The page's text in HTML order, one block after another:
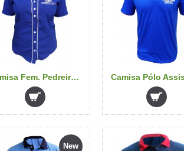
Camisa Fem. Pedreira Costa
New